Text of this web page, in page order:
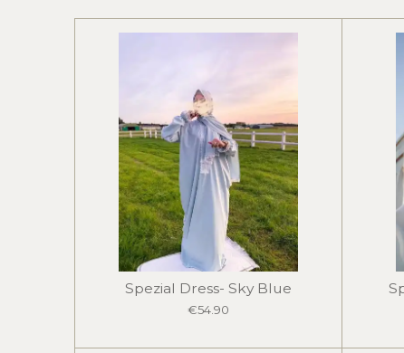
Spezial Dress- Sky Blue
€54.90